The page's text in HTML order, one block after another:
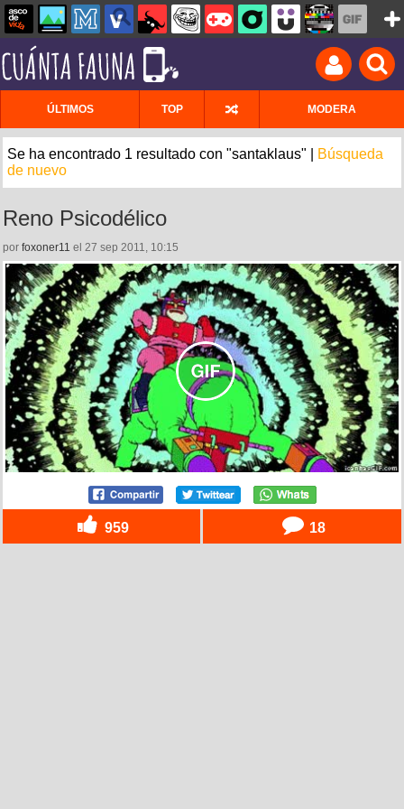
ÚLTIMOS TOP MODERA
Se ha encontrado 1 resultado con "santaklaus" |
Búsqueda
de nuevo
Reno Psicodélico
por foxoner11 el 27 sep 2011, 10:15
959 18